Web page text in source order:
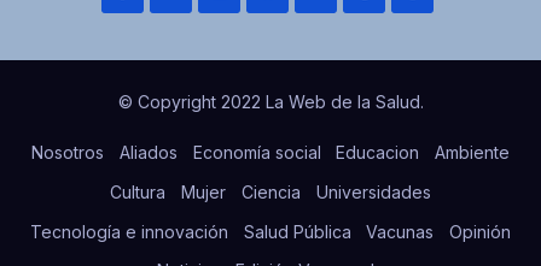
© Copyright 2022 La Web de la Salud.
Nosotros Aliados Economía social Educacion
Ambiente
Cultura
Mujer Ciencia
Universidades
Tecnología e innovación
Salud Pública Vacunas
Opinión